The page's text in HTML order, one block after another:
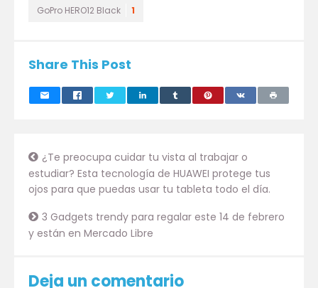
GoPro HERO12 Black 1
Share This Post
¿Te preocupa cuidar tu vista al trabajar o
estudiar? Esta tecnología de HUAWEI protege tus
ojos para que puedas usar tu tableta todo el día.
3 Gadgets trendy para regalar este 14 de febrero
y están en Mercado Libre
Deja un comentario